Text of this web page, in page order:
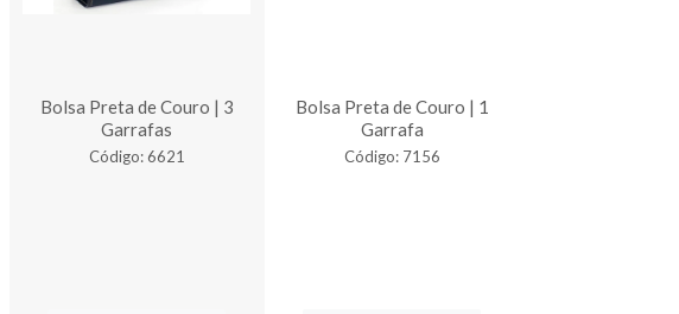
Bolsa Preta de Couro | 3
Garrafas
Código: 6621
Bolsa Preta de Couro | 1
Garrafa
Código: 7156